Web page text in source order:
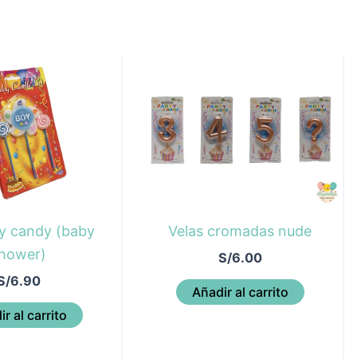
candy (baby
6.90
al carrito
Velas cromadas nude
S/6.00
Añadir al carrito